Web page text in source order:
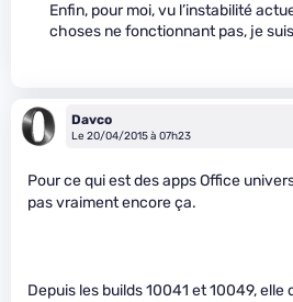
Enfin, pour moi, vu l’instabilité
choses ne fonctionnant pas, je
Davco
Le 20/04/2015 à 07h23
Pour ce qui est des apps Office
pas vraiment encore ça.
Depuis les builds 10041 et 10049,